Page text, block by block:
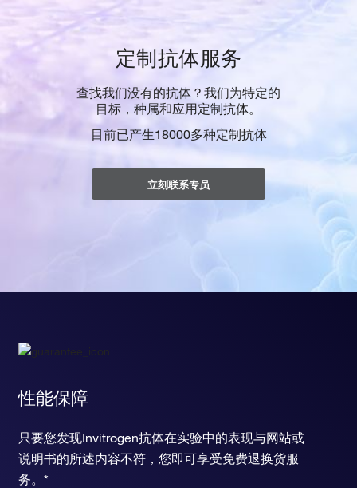
定制抗体服务
查找我们没有的抗体？我们为特定的
目标，种属和应用定制抗体。
目前已产生18000多种定制抗体
立刻联系专员
性能保障
只要您发现Invitrogen抗体在实验中的表现与网站或
说明书的所述内容不符，您即可享受免费退换货服
务。*